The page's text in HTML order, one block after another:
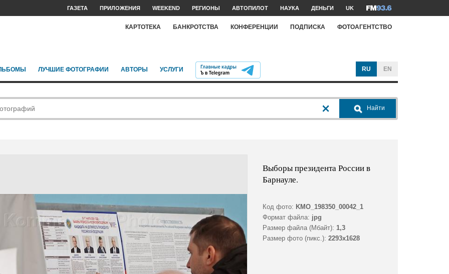
ГАЗЕТА ПРИЛОЖЕНИЯ WEEKEND РЕГИОНЫ АВТОПИЛОТ НАУКА ДЕНЬГИ UK
КАРТОТЕКА БАНКРОТСТВА КОНФЕРЕНЦИИ ПОДПИСКА ФОТОАГЕНТСТВО
ЛУЧШИЕ ФОТОГРАФИИ АВТОРЫ УСЛУГИ RU EN
Найти
Выборы президента России в
Барнауле.
Код фото: KMO_198350_00042_1
Формат файла: jpg
Размер файла (Мбайт): 1,3
Размер фото (пикс.): 2293x1628